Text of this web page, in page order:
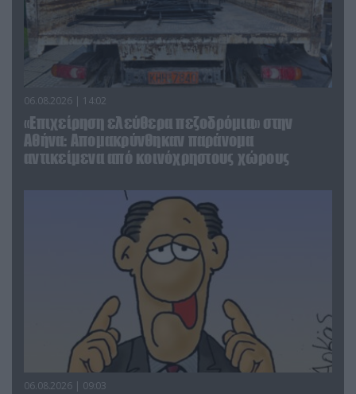
06.08.2026 | 14:02
«Επιχείρηση ελεύθερα πεζοδρόμια» στην
Αθήνα: Απομακρύνθηκαν παράνομα
αντικείμενα από κοινόχρηστους χώρους
06.08.2026 | 09:03